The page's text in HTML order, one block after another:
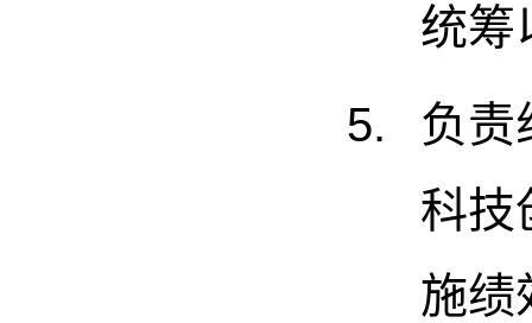
统筹
负责
科技
施绩